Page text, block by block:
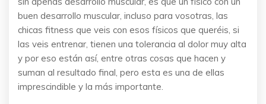
buen desarrollo muscular, incluso para vosotras, las
chicas fitness que veis con esos físicos que queréis, si
las veis entrenar, tienen una tolerancia al dolor muy alta
y por eso están así, entre otras cosas que hacen y
suman al resultado final, pero esta es una de ellas
imprescindible y la más importante.